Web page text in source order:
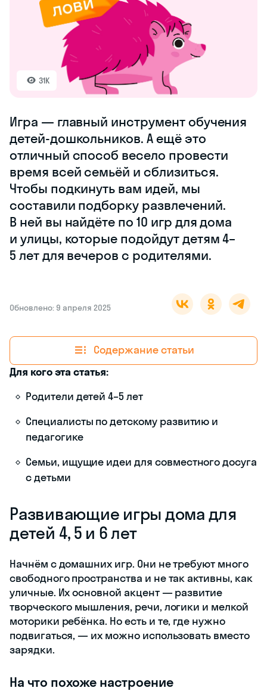
31K
Игра — главный инструмент обучения
детей-дошкольников. А ещё это
отличный способ весело провести
время всей семьёй и сблизиться.
Чтобы подкинуть вам идей, мы
составили подборку развлечений.
В ней вы найдёте по 10 игр для дома
и улицы, которые подойдут детям 4–
5 лет для вечеров с родителями.
Обновлено: 9 апреля 2025
Содержание статьи
Для кого эта статья:
Родители детей 4–5 лет
Специалисты по детскому развитию и
педагогике
Семьи, ищущие идеи для совместного досуга
с детьми
Развивающие игры дома для
детей 4, 5 и 6 лет
Начнём с домашних игр. Они не требуют много
свободного пространства и не так активны, как
уличные. Их основной акцент — развитие
творческого мышления, речи, логики и мелкой
моторики ребёнка. Но есть и те, где нужно
подвигаться, — их можно использовать вместо
зарядки.
На что похоже настроение